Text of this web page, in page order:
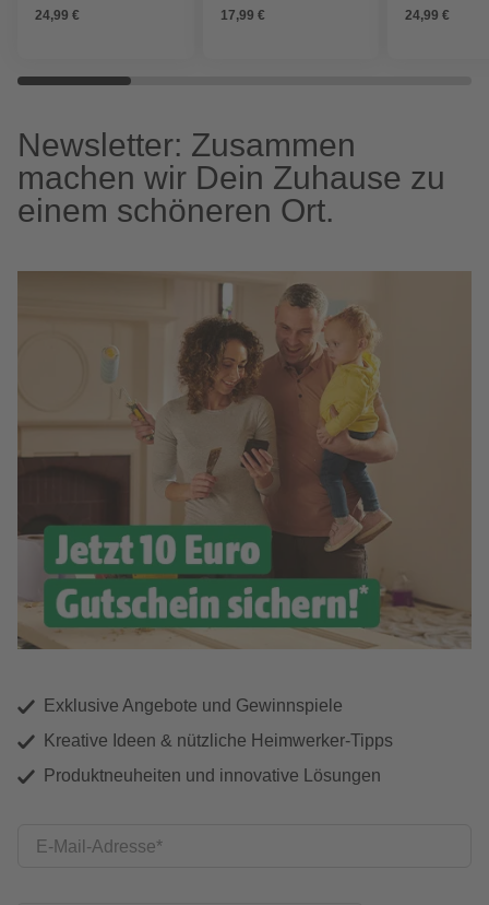
24,99 €
17,99 € 24,99 €
Newsletter: Zusammen
machen wir Dein Zuhause zu
einem schöneren Ort.
Exklusive Angebote und Gewinnspiele
Kreative Ideen & nützliche Heimwerker-Tipps
Produktneuheiten und innovative Lösungen
E-Mail-Adresse